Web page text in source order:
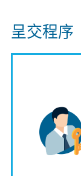
呈交程序